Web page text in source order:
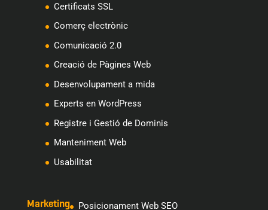
Certificats SSL
Comerç electrònic
Comunicació 2.0
Creació de Pàgines Web
Desenvolupament a mida
Experts en WordPress
Registre i Gestió de Dominis
Manteniment Web
Usabilitat
Marketing
Posicionament Web SEO